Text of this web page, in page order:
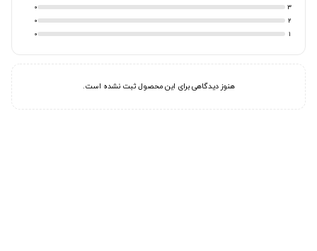
3
0
2
0
1
0
هنوز دیدگاهی برای این محصول ثبت نشده است.